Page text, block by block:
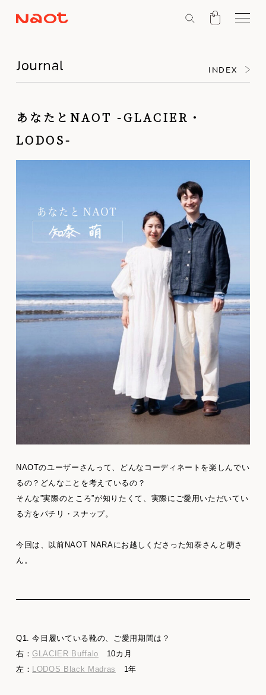
Journal INDEX
あなたとNAOT -GLACIER・
LODOS-
NAOTのユーザーさんって、どんなコーディネートを楽しんでい
るの？どんなことを考えているの？
そんな”実際のところ”が知りたくて、実際にご愛用いただいてい
る方をパチリ・スナップ。
今回は、以前NAOT NARAにお越しくださった知泰さんと萌さ
ん。
Q1. 今日履いている靴の、ご愛用期間は？
右：GLACIER Buffalo 10カ月
左： LODOS Black Madras 1年